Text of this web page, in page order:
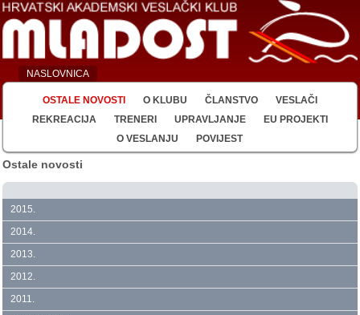
NASLOVNICA
OSTALE NOVOSTI O KLUBU ČLANSTVO
VESLAČI
REKREACIJA
TRENERI UPRAVLJANJE
EU PROJEKTI
O VESLANJU
POVIJEST
Ostale novosti
2015.
2014.
2013.
2012.
2011.